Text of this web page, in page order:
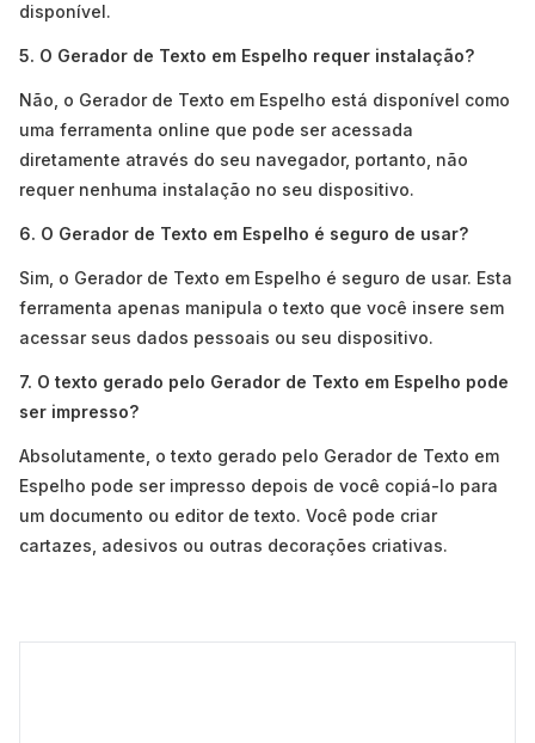
disponível.
5. O Gerador de Texto em Espelho requer instalação?
Não, o Gerador de Texto em Espelho está disponível como
uma ferramenta online que pode ser acessada
diretamente através do seu navegador, portanto, não
requer nenhuma instalação no seu dispositivo.
6. O Gerador de Texto em Espelho é seguro de usar?
Sim, o Gerador de Texto em Espelho é seguro de usar. Esta
ferramenta apenas manipula o texto que você insere sem
acessar seus dados pessoais ou seu dispositivo.
7. O texto gerado pelo Gerador de Texto em Espelho pode
ser impresso?
Absolutamente, o texto gerado pelo Gerador de Texto em
Espelho pode ser impresso depois de você copiá-lo para
um documento ou editor de texto. Você pode criar
cartazes, adesivos ou outras decorações criativas.